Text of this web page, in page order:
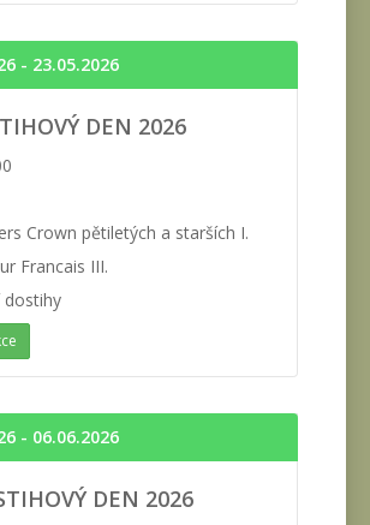
- 23.05.2026
DEN 2026
Crown pětiletých a starších I.
Francais III.
- 06.06.2026
DEN 2026